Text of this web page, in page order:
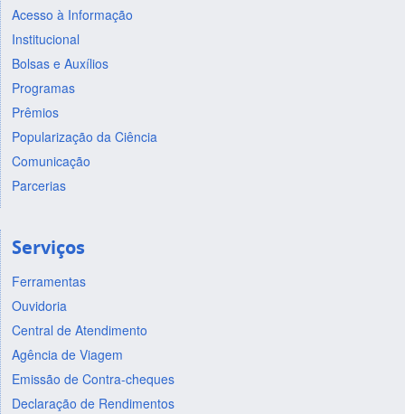
Acesso à Informação
Institucional
Bolsas e Auxílios
Programas
Prêmios
Popularização da Ciência
Comunicação
Parcerias
Serviços
Ferramentas
Ouvidoria
Central de Atendimento
Agência de Viagem
Emissão de Contra-cheques
Declaração de Rendimentos